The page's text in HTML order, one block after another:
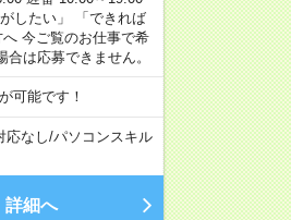
したい」 「できれば
今ご覧のお仕事で希
は応募できません。
可能です！
応なし/パソコンスキル
詳細へ